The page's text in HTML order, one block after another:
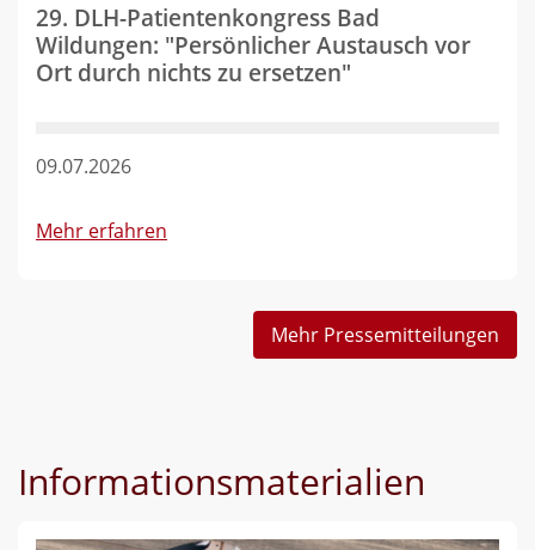
29. DLH-Patientenkongress Bad
Wildungen: "Persönlicher Austausch vor
Ort durch nichts zu ersetzen"
09.07.2026
Mehr erfahren
Mehr Pressemitteilungen
Informationsmaterialien